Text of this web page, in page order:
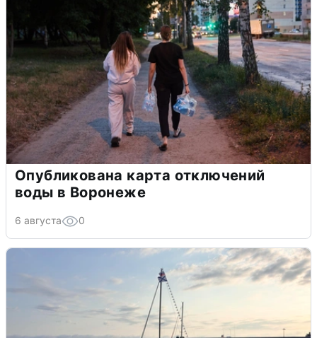
Опубликована карта отключений
воды в Воронеже
6 августа 0